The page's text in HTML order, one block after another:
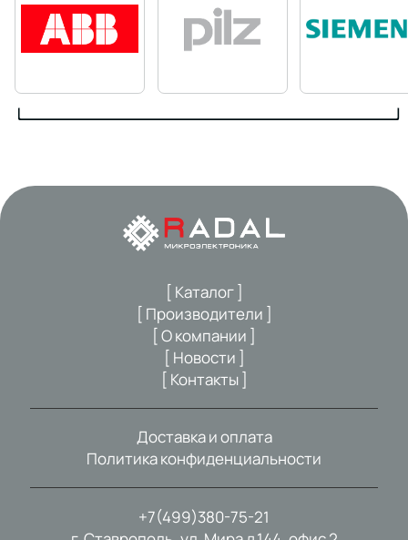
+7(499)380-75-21
[ Каталог ]
[ Производители ]
[ О компании ]
[ Новости ]
[ Контакты ]
Доставка и оплата
Политика конфиденциальности